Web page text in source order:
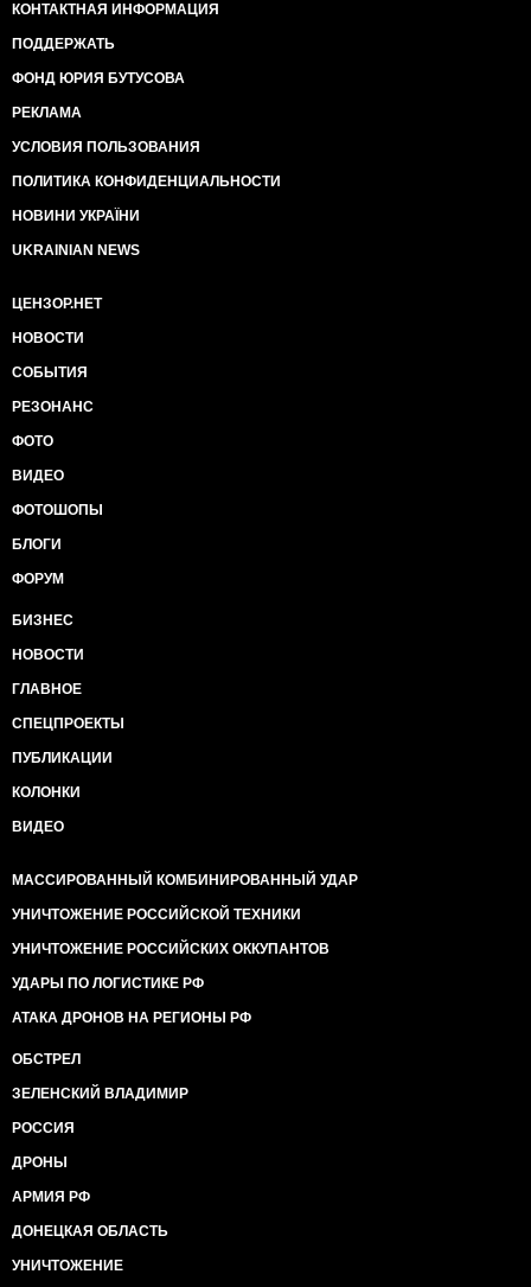
КОНТАКТНАЯ ИНФОРМАЦИЯ
ПОДДЕРЖАТЬ
ФОНД ЮРИЯ БУТУСОВА
РЕКЛАМА
УСЛОВИЯ ПОЛЬЗОВАНИЯ
ПОЛИТИКА КОНФИДЕНЦИАЛЬНОСТИ
НОВИНИ УКРАЇНИ
UKRAINIAN NEWS
ЦЕНЗОР.НЕТ
НОВОСТИ
СОБЫТИЯ
РЕЗОНАНС
ФОТО
ВИДЕО
ФОТОШОПЫ
БЛОГИ
ФОРУМ
БИЗНЕС
НОВОСТИ
ГЛАВНОЕ
СПЕЦПРОЕКТЫ
ПУБЛИКАЦИИ
КОЛОНКИ
ВИДЕО
МАССИРОВАННЫЙ КОМБИНИРОВАННЫЙ УДАР
УНИЧТОЖЕНИЕ РОССИЙСКОЙ ТЕХНИКИ
УНИЧТОЖЕНИЕ РОССИЙСКИХ ОККУПАНТОВ
УДАРЫ ПО ЛОГИСТИКЕ РФ
АТАКА ДРОНОВ НА РЕГИОНЫ РФ
ОБСТРЕЛ
ЗЕЛЕНСКИЙ ВЛАДИМИР
РОССИЯ
ДРОНЫ
АРМИЯ РФ
ДОНЕЦКАЯ ОБЛАСТЬ
УНИЧТОЖЕНИЕ